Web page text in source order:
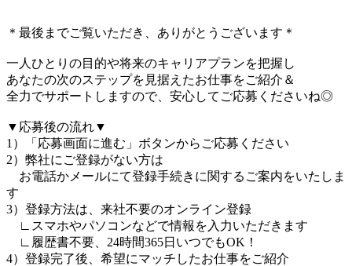
＊最後までご覧いただき、ありがとうございます＊
一人ひとりの目的や将来のキャリアプランを把握し
あなたの次のステップを見据えたお仕事をご紹介＆
全力でサポートしますので、安心してご応募くださいね◎
▼応募後の流れ▼
1）「応募画面に進む」ボタンからご応募ください
2）弊社にご登録がない方は
お電話かメールにて登録手続きに関するご案内をいたしま
す
3）登録方法は、来社不要のオンライン登録
∟スマホやパソコンなどで情報を入力いただきます
∟履歴書不要、24時間365日いつでもOK！
4）登録完了後、希望にマッチしたお仕事をご紹介